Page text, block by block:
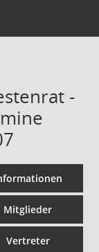
navigation
-
Mitglieder
Vertreter